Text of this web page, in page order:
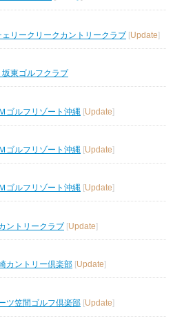
ェリークリークカントリークラブ [Update]
坂東ゴルフクラブ
ゴルフリゾート沖縄 [Update]
ゴルフリゾート沖縄 [Update]
ゴルフリゾート沖縄 Update
ントリークラブ [Update]
カントリー倶楽部 Update
ツ笠間ゴルフ倶楽部 [Update]